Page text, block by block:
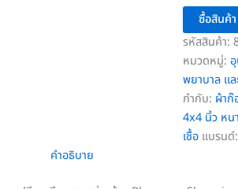
ซื้อสินค้า
รหัสสินค้า:
หมวดหมู่:
พยาบาล แ
กำกับ: ผ้า
4x4 นิ้ว หน
เชื้อ แบรนด์:
คำอธิบาย